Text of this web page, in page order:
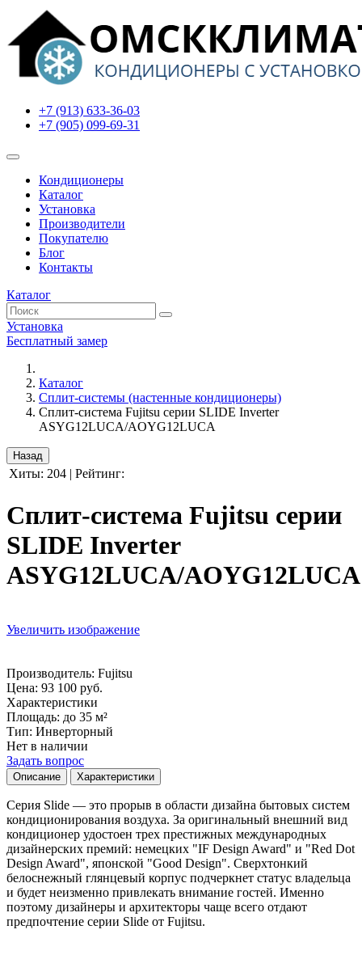
+7 (913) 633-36-03
+7 (905) 099-69-31
Кондиционеры
Каталог
Установка
Производители
Покупателю
Блог
Контакты
Каталог
Установка
Бесплатный замер
Каталог
Сплит-системы (настенные кондиционеры)
Сплит-система Fujitsu серии SLIDE Inverter
ASYG12LUCA/AOYG12LUCA
Хиты: 204 | Рейтинг:
Сплит-система Fujitsu серии
SLIDE Inverter
ASYG12LUCA/AOYG12LUCA
Увеличить изображение
Производитель: Fujitsu
Цена: 93 100 руб.
Характеристики
Площадь: до 35 м²
Тип: Инверторный
Нет в наличии
Задать вопрос
Описание Характеристики
Серия Slide — это прорыв в области дизайна бытовых систем
кондиционирования воздуха. За оригинальный внешний вид
кондиционер удостоен трех престижных международных
дизайнерских премий: немецких "IF Design Award" и "Red Dot
Design Award", японской "Good Design". Сверхтонкий
белоснежный глянцевый корпус подчеркнет статус владельца
и будет неизменно привлекать внимание гостей. Именно
поэтому дизайнеры и архитекторы чаще всего отдают
предпочтение серии Slide от Fujitsu.